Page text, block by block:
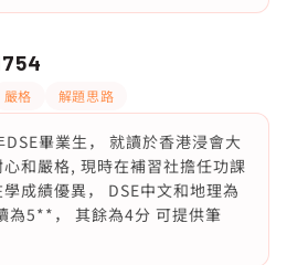
嚴格 解題思路
畢業生， 就讀於香港浸會大
和嚴格, 現時在補習社擔任功課
成績優異， DSE中文和地理為
為5**， 其餘為4分 可提供筆